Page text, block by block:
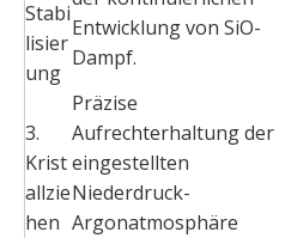
Stabi
lisier
ung
Entwicklung von SiO-
Dampf.
3.
Krist
allzie
hen
Präzise
Aufrechterhaltung der
eingestellten
Niederdruck-
Argonatmosphäre